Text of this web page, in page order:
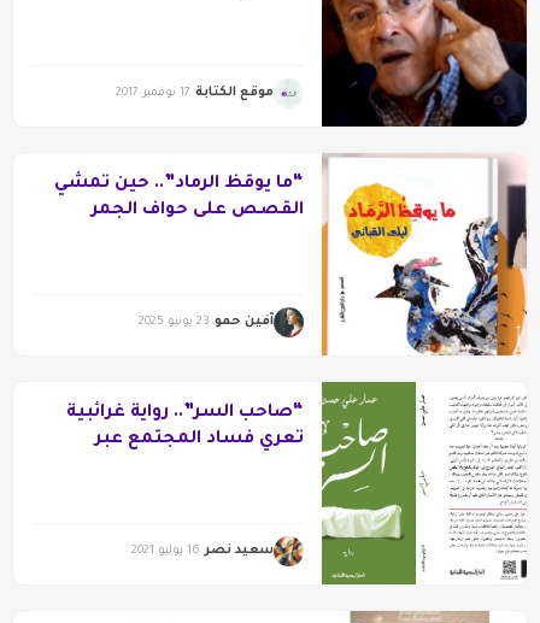
موقع الكتابة 17 نوفمبر 2017
“ما يوقظ الرماد”.. حين تمشي
القصص على حواف الجمر
آفين حمو 23 يونيو 2025
“صاحب السر”.. رواية غرائبية
تعري فساد المجتمع عبر
سعيد نصر 16 يوليو 2021